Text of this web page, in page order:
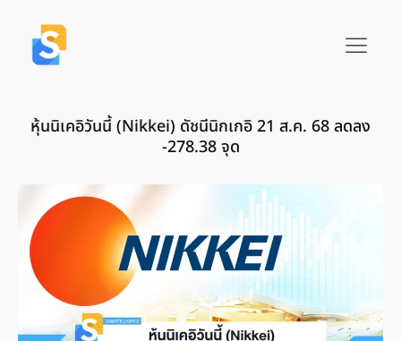
หุ้นนิเคอิวันนี้ (Nikkei) ดัชนีนิกเกอิ 21 ส.ค. 68 ลดลง
-278.38 จุด